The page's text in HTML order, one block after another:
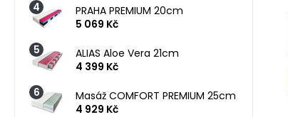
PRAHA PREMIUM 20cm
5 069 Kč
ALIAS Aloe Vera 21cm
4 399 Kč
Masáž COMFORT PREMIUM 25cm
4 929 Kč